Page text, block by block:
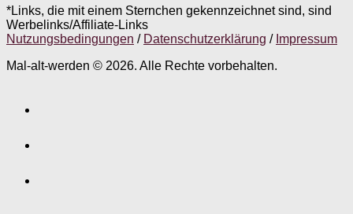
*Links, die mit einem Sternchen gekennzeichnet sind, sind
Werbelinks/Affiliate-Links
Nutzungsbedingungen / Datenschutzerklärung / Impressum
Mal-alt-werden © 2026. Alle Rechte vorbehalten.